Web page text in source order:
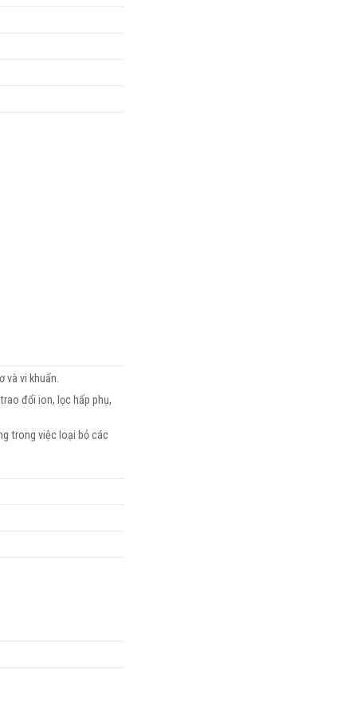
và vi khuẩn.
đổi ion, lọc hấp phụ,
trong việc loại bỏ các